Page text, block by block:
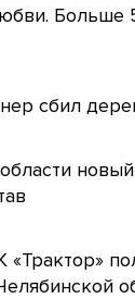
Больше
сбил
«Трактор»